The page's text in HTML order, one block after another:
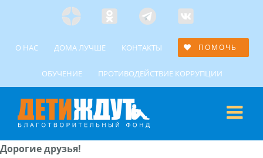
ЯндексОдноклассники
Telegramm
Custom
О НАС ДОМА ЛУЧШЕ КОНТАКТЫ ПОМОЧЬ
ОБУЧЕНИЕ ПРОТИВОДЕЙСТВИЕ КОРРУПЦИИ
Дорогие друзья!